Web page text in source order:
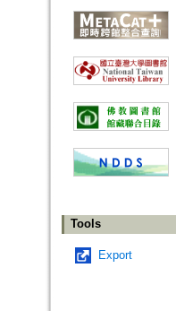
Tools
Export